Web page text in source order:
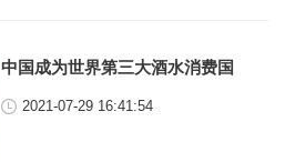
中国成为世界第三大酒水消费国
2021-07-29 16:41:54